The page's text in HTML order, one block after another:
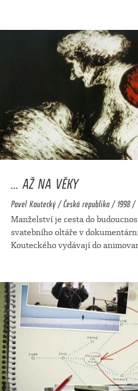
... AŽ NA VĚKY
Pavel Koutecký / Česká republika / 1998 /
Manželství je cesta do
svatebního oltáře v
Kouteckého vydávají do